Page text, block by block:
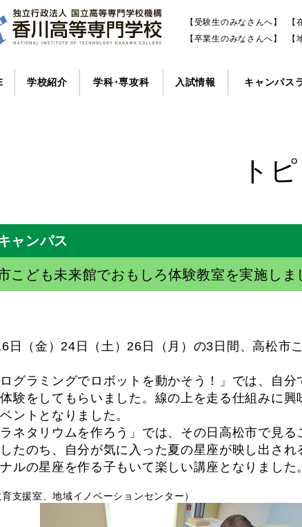
【受験生のみなさんへ】
【卒業生のみなさんへ】
学校紹介 学科･専攻科 入試情報 キャンパス
ト
ャンパス
こども未来館でおもしろ体験教室を実施しま
日（金）24日（土）26日（月）の3日間、高松市
グラミングでロボットを動かそう！」では、自
験をしてもらいました。線の上を走る仕組みに
ントとなりました。
ネタリウムを作ろう」では、その日高松市で見
たのち、自分が気に入った夏の星座が映し出さ
ルの星座を作る子もいて楽しい講座となりました。
育支援室、地域イノベーションセンター）